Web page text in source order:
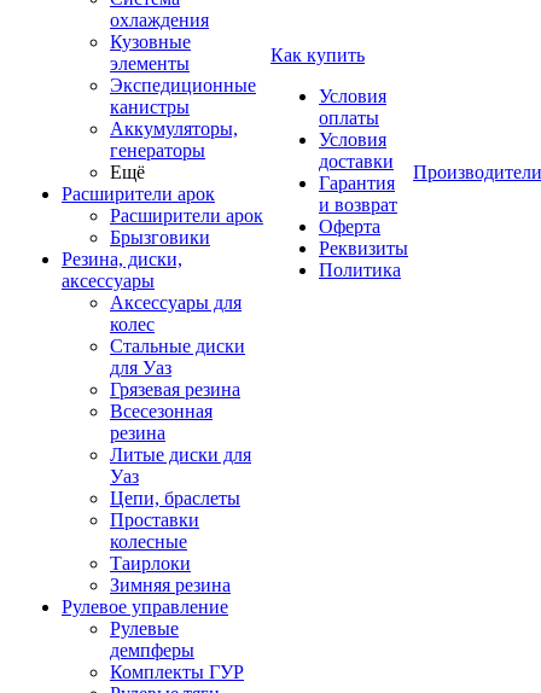
охлаждения
Кузовные
элементы
Экспедиционные
канистры
Аккумуляторы,
генераторы
Ещё
Расширители арок
Расширители арок
Брызговики
Резина, диски,
аксессуары
Аксессуары для
колес
Стальные диски
для Уаз
Грязевая резина
Всесезонная
резина
Литые диски для
Уаз
Цепи, браслеты
Проставки
колесные
Таирлоки
Зимняя резина
Рулевое управление
Рулевые
демпферы
Комплекты ГУР
Как купить
Условия
оплаты
Условия
доставки
Гарантия
и возврат
Оферта
Реквизиты
Политика
Производители